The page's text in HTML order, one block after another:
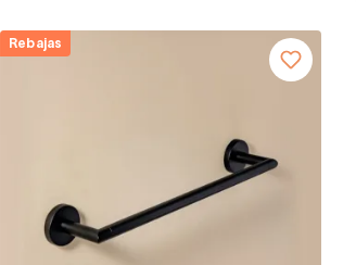
Rebajas